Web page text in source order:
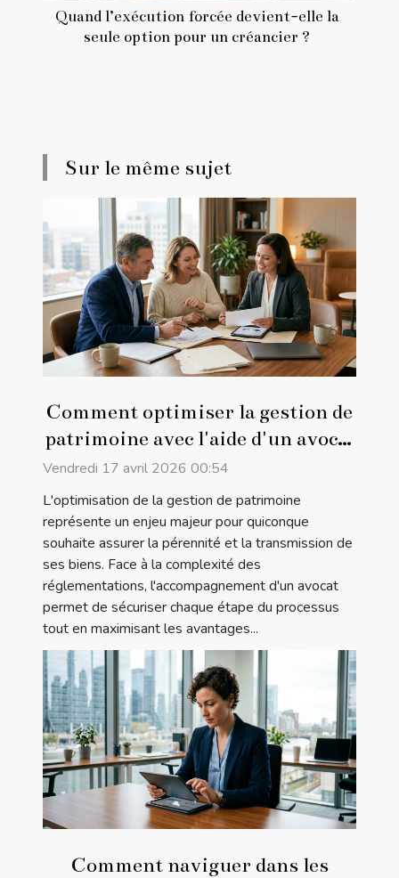
Quand l’exécution forcée devient-elle la
seule option pour un créancier ?
Sur le même sujet
Comment optimiser la gestion de
patrimoine avec l'aide d'un avocat
?
Vendredi 17 avril 2026 00:54
L'optimisation de la gestion de patrimoine
représente un enjeu majeur pour quiconque
souhaite assurer la pérennité et la transmission de
ses biens. Face à la complexité des
réglementations, l'accompagnement d'un avocat
permet de sécuriser chaque étape du processus
tout en maximisant les avantages...
Comment naviguer dans les